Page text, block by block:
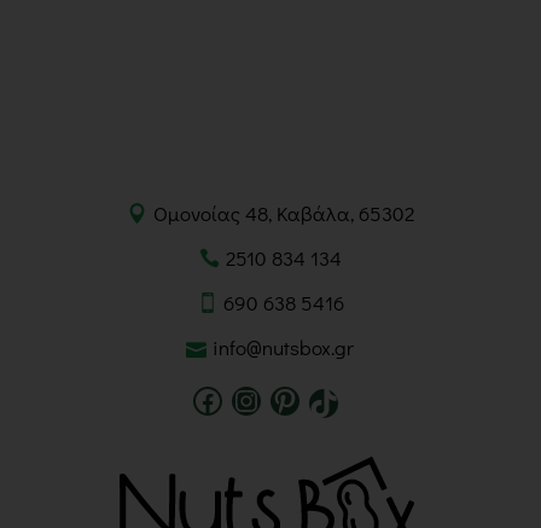
Ομονοίας 48, Καβάλα, 65302
2510 834 134
690 638 5416
info@nutsbox.gr